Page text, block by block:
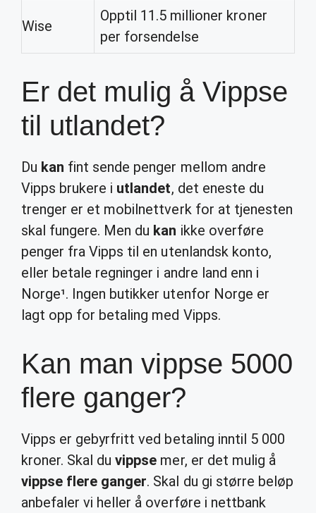
Wise
Opptil 11.5 millioner kroner
per forsendelse
Er det mulig å Vippse
til utlandet?
Du kan fint sende penger mellom andre
Vipps brukere i utlandet, det eneste du
trenger er et mobilnettverk for at tjenesten
skal fungere. Men du kan ikke overføre
penger fra Vipps til en utenlandsk konto,
eller betale regninger i andre land enn i
Norge¹. Ingen butikker utenfor Norge er
lagt opp for betaling med Vipps.
Kan man vippse 5000
flere ganger?
Vipps er gebyrfritt ved betaling inntil 5 000
kroner. Skal duvippse mer, er det mulig å
vippse flere ganger. Skal du gi større beløp
anbefaler vi heller å overføre i nettbank